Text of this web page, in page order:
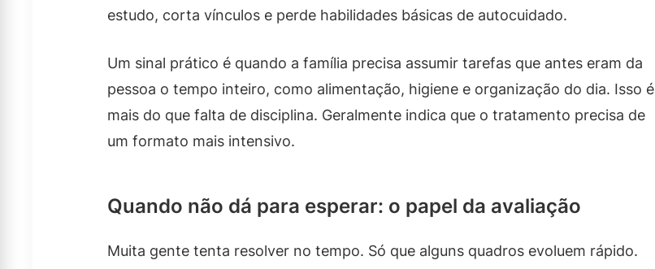
estudo, corta vínculos e perde habilidades básicas de autocuidado.
Um sinal prático é quando a família precisa assumir tarefas que antes eram da
pessoa o tempo inteiro, como alimentação, higiene e organização do dia. Isso é
mais do que falta de disciplina. Geralmente indica que o tratamento precisa de
um formato mais intensivo.
Quando não dá para esperar: o papel da avaliação
Muita gente tenta resolver no tempo. Só que alguns quadros evoluem rápido.